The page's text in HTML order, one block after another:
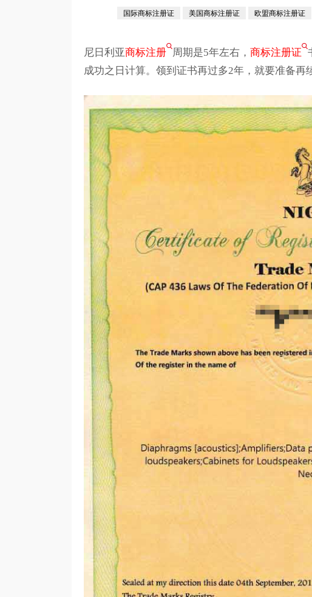
国际商标注册证 美国商标注册证 欧盟商标注册证
尼日利亚商标注册 周期是5年左右， 商标注册证
成功之日计算。领到证书再过多2年，就要准备再